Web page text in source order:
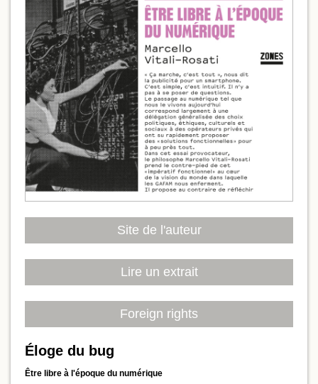
Site de l'auteur
Lire un extrait
Foreign rights
Éloge du bug
Être libre à l'époque du numérique